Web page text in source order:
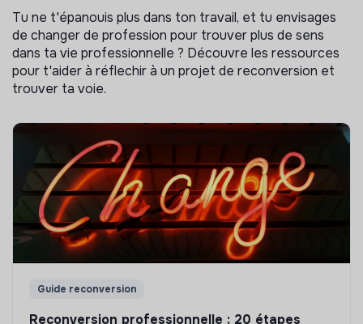
Tu ne t'épanouis plus dans ton travail, et tu envisages
de changer de profession pour trouver plus de sens
dans ta vie professionnelle ? Découvre les ressources
pour t'aider à réflechir à un projet de reconversion et
trouver ta voie.
Guide reconversion
Reconversion professionnelle : 20 étapes